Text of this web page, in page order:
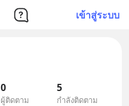
เข้าสู่ระบบ
0
ผู้ติดตาม
5
กำลังติดตาม